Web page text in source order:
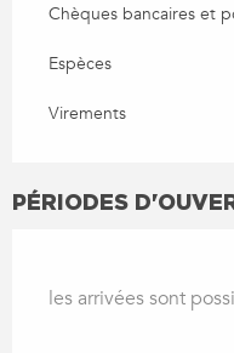
Chèques bancaires et
Espèces
Virements
PÉRIODES
les arrivées sont